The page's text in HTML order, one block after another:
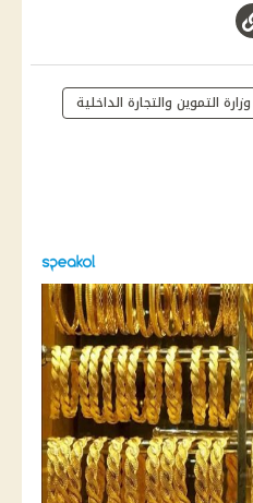
وزارة التموين والتجارة الداخلية